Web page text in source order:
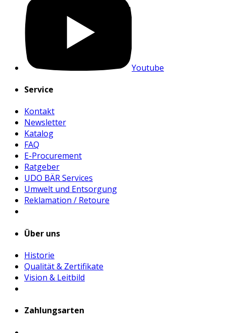
Youtube
Service
Kontakt
Newsletter
Katalog
FAQ
E-Procurement
Ratgeber
UDO BÄR Services
Umwelt und Entsorgung
Reklamation / Retoure
Über uns
Historie
Qualität & Zertifikate
Vision & Leitbild
Zahlungsarten